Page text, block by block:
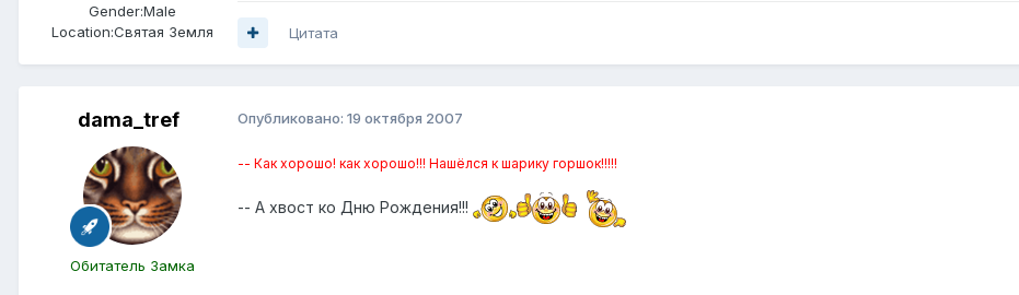
Gender:Male
Location:Святая Земля Цитата
dama_tref
Обитатель Замка
Опубликовано: 19 октября 2007
-- Как хорошо! как хорошо!!! Нашёлся к шарику горшок!!!!!
-- А хвост ко Дню Рождения!!!